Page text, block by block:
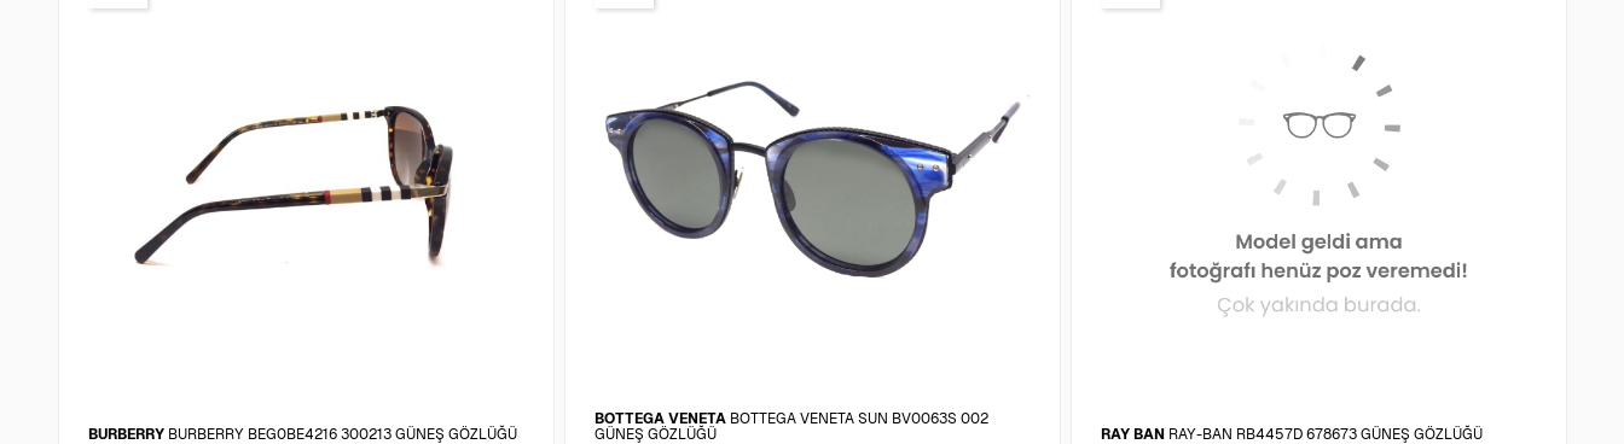
BURBERRY BURBERRY BEG0BE4216 300213 GÜNEŞ GÖZLÜĞÜ
BOTTEGA VENETA BOTTEGA VENETA SUN BV0063S 002
GÜNEŞ GÖZLÜĞÜ
RAY BAN RAY-BAN RB4457D 678673 GÜNEŞ GÖZLÜĞÜ